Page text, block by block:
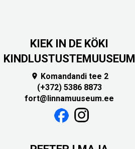
KIEK IN DE KÖKI
KINDLUSTUSTEMUUSEUM
 Komandandi tee 2
(+372) 5386 8873
fort@linnamuuseum.ee